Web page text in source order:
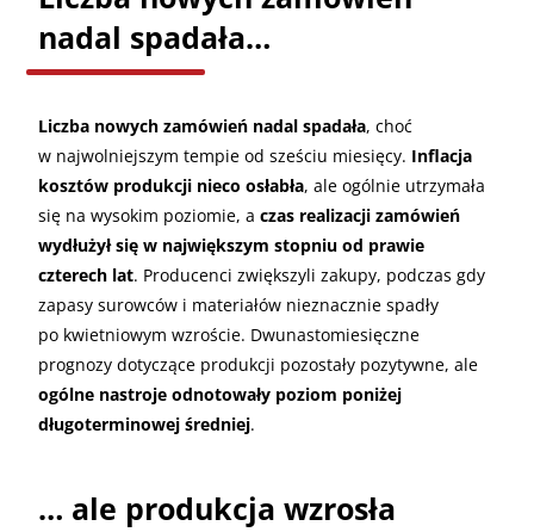
nadal spadała…
Liczba nowych zamówień nadal spadała, choć
w najwolniejszym tempie od sześciu miesięcy. Inflacja
kosztów produkcji nieco osłabła, ale ogólnie utrzymała
się na wysokim poziomie, a czas realizacji zamówień
wydłużył się w największym stopniu od prawie
czterech lat. Producenci zwiększyli zakupy, podczas gdy
zapasy surowców i materiałów nieznacznie spadły
po kwietniowym wzroście. Dwunastomiesięczne
prognozy dotyczące produkcji pozostały pozytywne, ale
ogólne nastroje odnotowały poziom poniżej
długoterminowej średniej.
… ale produkcja wzrosła